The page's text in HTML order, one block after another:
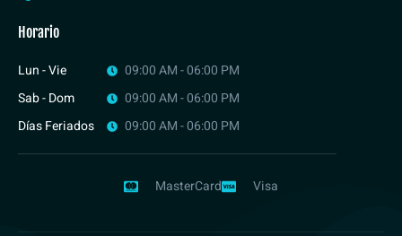
Horario
Lun - Vie
Sab - Dom
Días Feriados
09:00 AM - 06:00 PM
09:00 AM - 06:00 PM
09:00 AM - 06:00 PM
MasterCard Visa